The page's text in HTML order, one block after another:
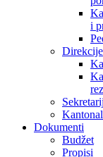
i
Direkcije
Dokumenti
Budžet
Propisi